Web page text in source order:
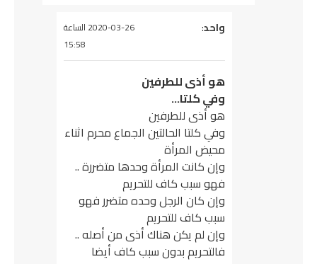
يقول
واحد:
2020-03-26 الساعة
15:58
هو أذى للطرفين
وفي كلتا…
هو أذى للطرفين
وفي كلتا الحالتين الجماع محرم اثناء
محيض المرأة
وإن كانت المرأة وحدها متضررة ..
فهو سبب كاف للتحريم
وإن كان الرجل وحده متضرر فهو
سبب كاف للتحريم
وإن لم يكن هناك أذى من أصله ..
فالتحريم بدون سبب كاف أيضا